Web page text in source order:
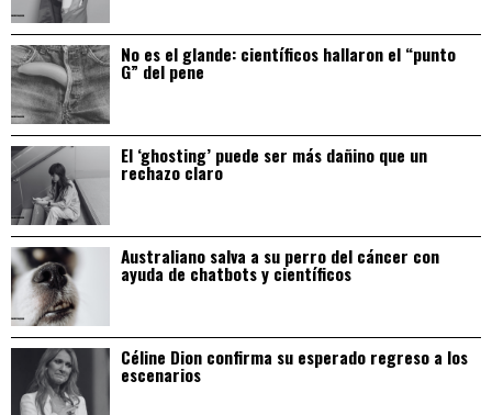
No es el glande: científicos hallaron el “punto
G” del pene
El ‘ghosting’ puede ser más dañino que un
rechazo claro
Australiano salva a su perro del cáncer con
ayuda de chatbots y científicos
Céline Dion confirma su esperado regreso a los
escenarios